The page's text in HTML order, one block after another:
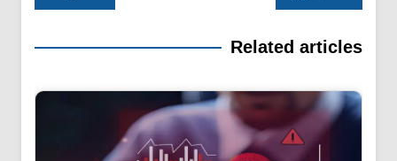
المقالات
Related articles